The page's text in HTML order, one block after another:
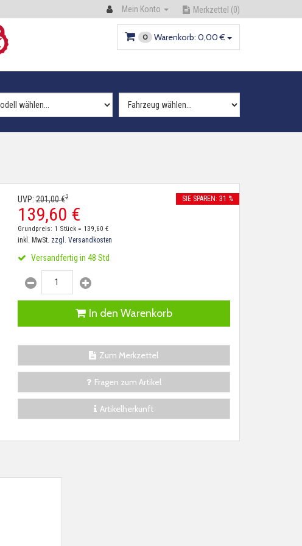
Mein Konto Merkzettel (0)
0 Warenkorb: 0,00 €
UVP:201,00€2
139,60 €
SIE SPAREN: 31 %
Grundpreis: 1 Stück = 139,60 €
inkl. MwSt. zzgl. Versandkosten
Versandfertig in 48 Std
In den Warenkorb
Zum Merkzettel
Fragen zum Artikel
Artikelherkunft